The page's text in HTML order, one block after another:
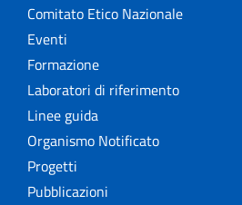
Comitato Etico Nazionale
Eventi
Formazione
Laboratori di riferimento
Linee guida
Organismo Notificato
Progetti
Pubblicazioni